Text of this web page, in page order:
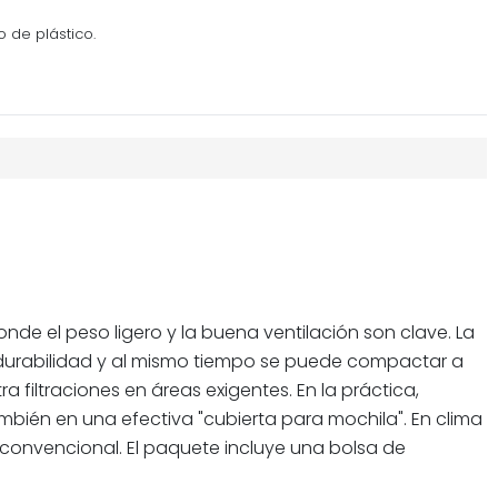
de plástico.
el peso ligero y la buena ventilación son clave. La
y al mismo tiempo se puede compactar a
en áreas exigentes. En la práctica,
en una efectiva "cubierta para mochila". En clima
El paquete incluye una bolsa de